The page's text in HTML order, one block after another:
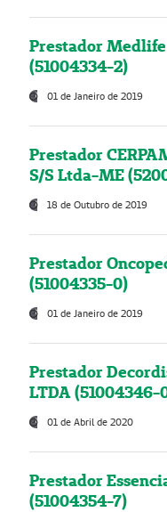
Prestador
(51004334-2)
01 de Janeiro de 2019
Prestador
S/S Ltda-ME
18 de Outubro de 2019
Prestador
(51004335-0)
01 de Janeiro de 2019
Prestador
LTDA (51004346-
01 de Abril de 2020
Prestador
(51004354-7)